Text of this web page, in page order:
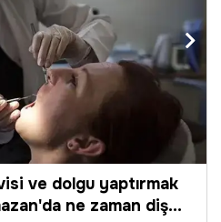
ve dolgu yaptırmak
ne zaman diş